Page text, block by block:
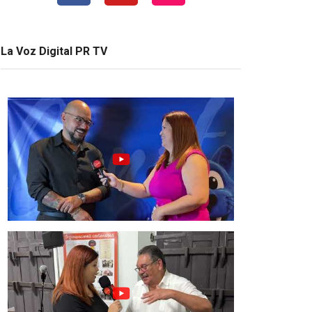
La Voz Digital PR TV